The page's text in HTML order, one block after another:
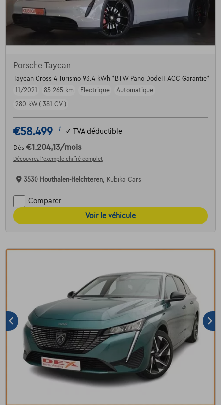
Porsche Taycan
Taycan Cross 4 Turismo 93.4 kWh *BTW Pano DodeH ACC Garantie*
11/2021
85.265 km Electrique
Automatique
280 kW ( 381 CV )
€58.499 1 ✓ TVA déductible
Dès €1.204,13/mois
Découvrez l’exemple chiffré complet
3530 Houthalen-Helchteren, Kubika Cars
Comparer
Voir le véhicule